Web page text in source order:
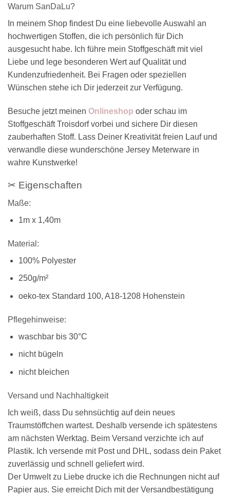
Warum SanDaLu?
In meinem Shop findest Du eine liebevolle Auswahl an
hochwertigen Stoffen, die ich persönlich für Dich
ausgesucht habe. Ich führe mein Stoffgeschäft mit viel
Liebe und lege besonderen Wert auf Qualität und
Kundenzufriedenheit. Bei Fragen oder speziellen
Wünschen stehe ich Dir jederzeit zur Verfügung.
Besuche jetzt meinen Onlineshop oder schau im
Stoffgeschäft Troisdorf vorbei und sichere Dir diesen
zauberhaften Stoff. Lass Deiner Kreativität freien Lauf und
verwandle diese wunderschöne Jersey Meterware in
wahre Kunstwerke!
✂ Eigenschaften
Maße:
1m x 1,40m
Material:
100% Polyester
250g/m²
oeko-tex Standard 100, A18-1208 Hohenstein
Pflegehinweise:
waschbar bis 30°C
nicht bügeln
nicht bleichen
Versand und Nachhaltigkeit
Ich weiß, dass Du sehnsüchtig auf dein neues
Traumstöffchen wartest. Deshalb versende ich spätestens
am nächsten Werktag. Beim Versand verzichte ich auf
Plastik. Ich versende mit Post und DHL, sodass dein Paket
zuverlässig und schnell geliefert wird.
Der Umwelt zu Liebe drucke ich die Rechnungen nicht auf
Papier aus. Sie erreicht Dich mit der Versandbestätigung